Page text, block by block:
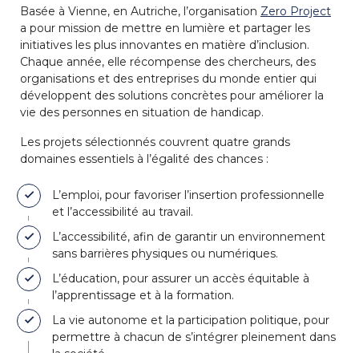
Basée à Vienne, en Autriche, l’organisation Zero Project
a pour mission de mettre en lumière et partager les
initiatives les plus innovantes en matière d’inclusion.
Chaque année, elle récompense des chercheurs, des
organisations et des entreprises du monde entier qui
développent des solutions concrètes pour améliorer la
vie des personnes en situation de handicap.
Les projets sélectionnés couvrent quatre grands
domaines essentiels à l’égalité des chances :
L’emploi, pour favoriser l’insertion professionnelle
et l’accessibilité au travail.
L’accessibilité, afin de garantir un environnement
sans barrières physiques ou numériques.
L’éducation, pour assurer un accès équitable à
l’apprentissage et à la formation.
La vie autonome et la participation politique, pour
permettre à chacun de s’intégrer pleinement dans